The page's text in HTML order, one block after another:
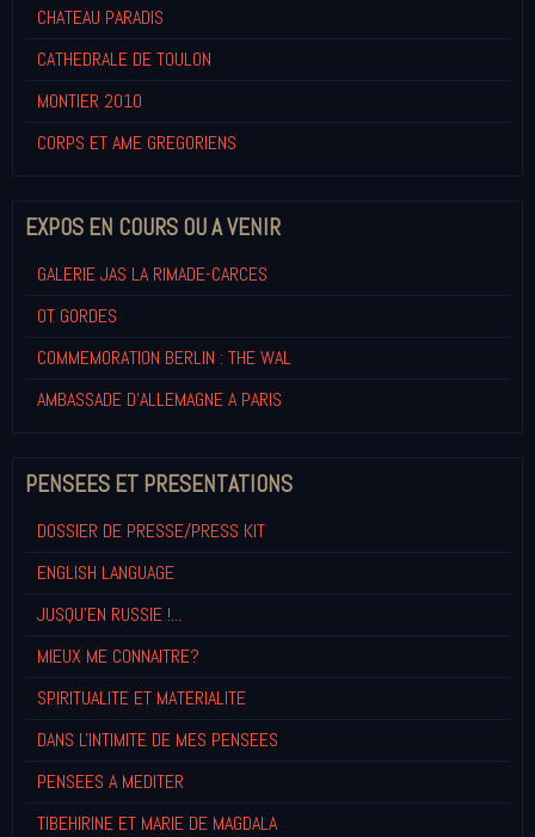
CHATEAU PARADIS
CATHEDRALE DE TOULON
MONTIER 2010
CORPS ET AME GREGORIENS
EXPOS EN COURS OU A VENIR
GALERIE JAS LA RIMADE-CARCES
OT GORDES
COMMEMORATION BERLIN : THE WAL
AMBASSADE D'ALLEMAGNE A PARIS
PENSEES ET PRESENTATIONS
DOSSIER DE PRESSE/PRESS KIT
ENGLISH LANGUAGE
JUSQU'EN RUSSIE !...
MIEUX ME CONNAITRE?
SPIRITUALITE ET MATERIALITE
DANS L'INTIMITE DE MES PENSEES
PENSEES A MEDITER
TIBEHIRINE ET MARIE DE MAGDALA